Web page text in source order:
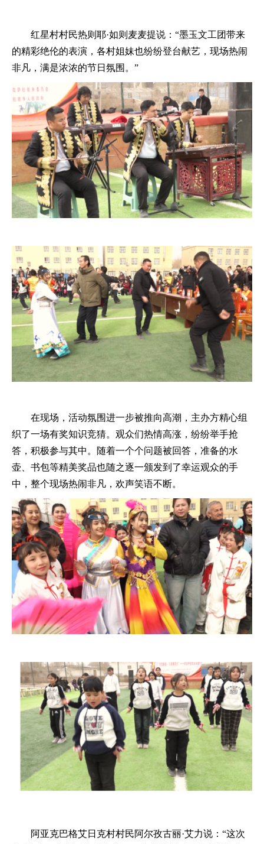
红星村村民热则耶·如则麦麦提说：“墨玉文工团带来
的精彩绝伦的表演，各村姐妹也纷纷登台献艺，现场热闹
非凡，满是浓浓的节日氛围。”
在现场，活动氛围进一步被推向高潮，主办方精心组
织了一场有奖知识竞猜。观众们热情高涨，纷纷举手抢
答，积极参与其中。随着一个个问题被回答，准备的水
壶、书包等精美奖品也随之逐一颁发到了幸运观众的手
中，整个现场热闹非凡，欢声笑语不断。
阿亚克巴格艾日克村村民阿尔孜古丽·艾力说：“这次